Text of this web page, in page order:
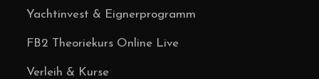
Yachtinvest & Eignerprogramm
FB2 Theoriekurs Online Live
Verleih & Kurse